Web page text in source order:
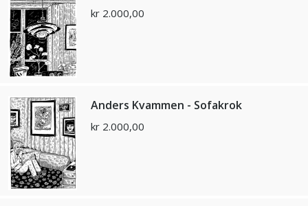
kr 2.000,00
Anders Kvammen - Sofakrok
kr 2.000,00